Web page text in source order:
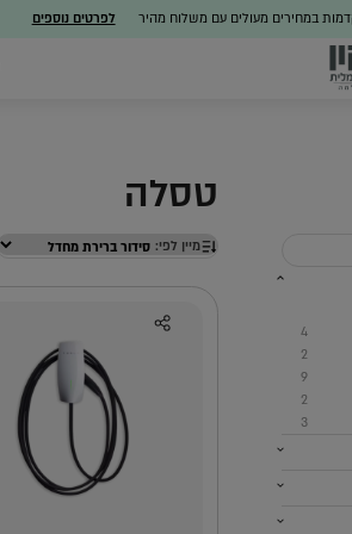
במחירים מעולים עם משלוח מהיר לפרטים נוספים
טסלה
4
2
9
2
3
מיין לפי: